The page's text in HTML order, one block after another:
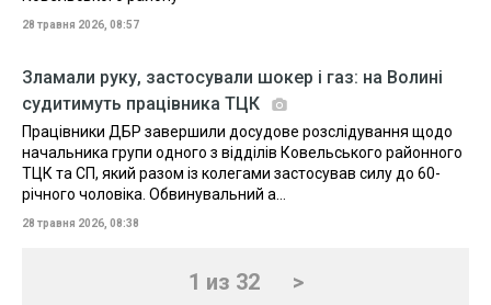
28 травня 2026, 08:57
Зламали руку, застосували шокер і газ: на Волині
судитимуть працівника ТЦК
Працівники ДБР завершили досудове розслідування щодо
начальника групи одного з відділів Ковельського районного
ТЦК та СП, який разом із колегами застосував силу до 60-
річного чоловіка. Обвинувальний а...
28 травня 2026, 08:38
1 из 32 >